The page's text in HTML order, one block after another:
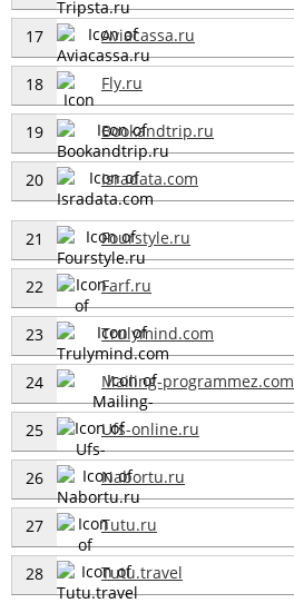
17 Aviacassa.ru
18 Fly.ru
19 Bookandtrip.ru
20 Isradata.com
21 Fourstyle.ru
22 Farf.ru
23 Trulymind.com
24 Mailing-programmez.com
25 Ufs-online.ru
26 Nabortu.ru
27 Tutu.ru
28 Tutu.travel